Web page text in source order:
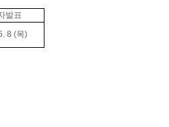
발표
8 (목)